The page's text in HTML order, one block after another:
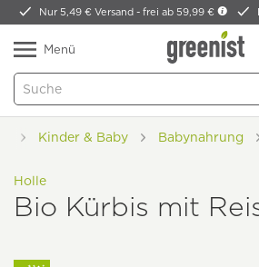
Nur 5,49 € Versand -frei ab 59,99 €
Menü
Kinder & Baby Babynahrung
Holle
Bio Kürbis mit